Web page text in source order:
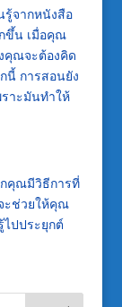
รู้จากหนังสือ
ขึ้น เมื่อคุณ
คุณจะต้องคิด
นี้ การสอนยัง
าะมันทำให้
กคุณมีวิธีการที่
ะช่วยให้คุณ
ปประยุกต์